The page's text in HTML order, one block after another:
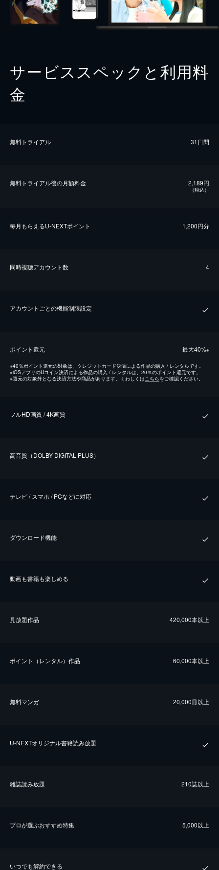
サービススペックと利用料
金
無料トライアル 31日間
無料トライアル後の⽉額料金 2,189円
（税込）
毎⽉もらえるU-NEXTポイント 1,200円分
同時視聴アカウント数 4
アカウントごとの機能制限設定
ポイント還元 最⼤40%※
※40％ポイント還元の対象は、クレジットカード決済による作品の購入 / レンタルです。
※iOSアプリのUコイン決済による作品の購入 / レンタルは、20％のポイント還元です。
※還元の対象外となる決済方法や商品があります。くわしくはこちらをご確認ください。
フルHD画質 / 4K画質
⾼⾳質（DOLBY DIGITAL PLUS）
テレビ / スマホ / PCなどに対応
ダウンロード機能
動画も書籍も楽しめる
⾒放題作品 420,000本以上
ポイント（レンタル）作品 60,000本以上
無料マンガ 20,000冊以上
U-NEXTオリジナル書籍読み放題
雑誌読み放題 210誌以上
プロが選ぶおすすめ特集 5,000以上
いつでも解約できる